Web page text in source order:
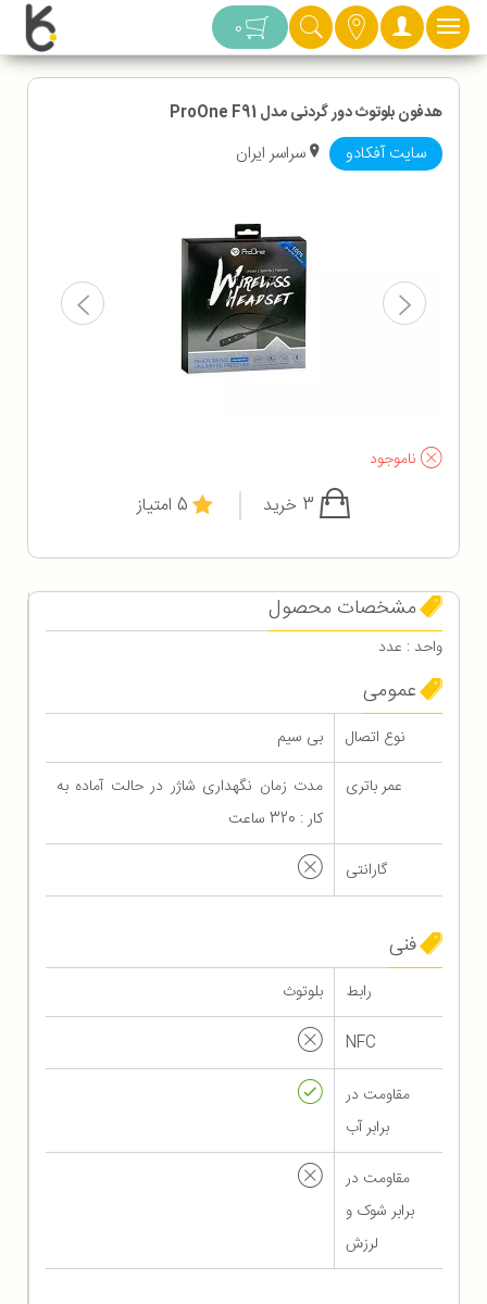
دسته بندی 0
هدفون بلوتوث دور گردنی مدل ProOne F91
سایت آفکادو سراسر ایران
ناموجود
5 امتیاز
مشخصات محصول
واحد : عدد
عمومی
نوع اتصال
بی سیم
عمر باتری
مدت زمان نگهداری شاژر در حالت آماده به
کار : 320 ساعت
گارانتی
فنی
رابط
بلوتوث
NFC
مقاومت در
برابر آب
مقاومت در
برابر شوک و
لرزش